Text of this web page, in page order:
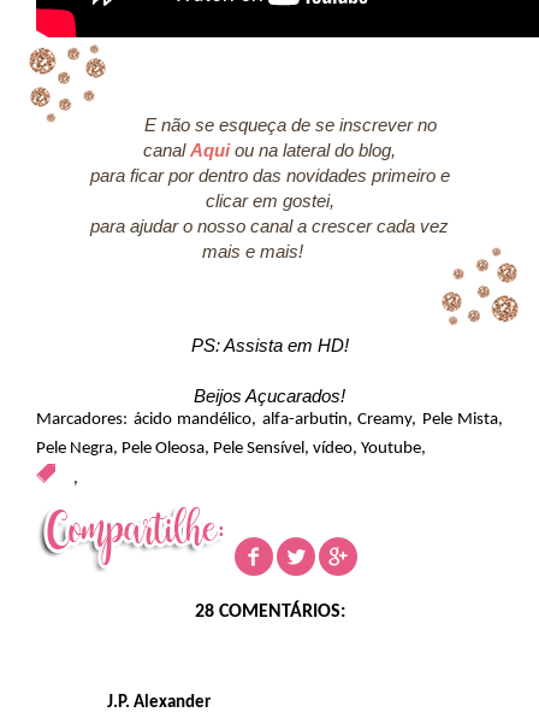
E não se esqueça de se inscrever no
canalAquiou na lateral do blog,
para ficar por dentro das novidades primeiro e
clicar em gostei,
para ajudar o nosso canal a crescer cada vez
mais e mais!
PS: Assista em HD!
Beijos Açucarados!
Marcadores: ácido mandélico, alfa-arbutin, Creamy, Pele Mista,
Pele Negra, Pele Oleosa, Pele Sensível , vídeo, Youtube,
,
28 COMENTÁRIOS:
J.P. Alexander